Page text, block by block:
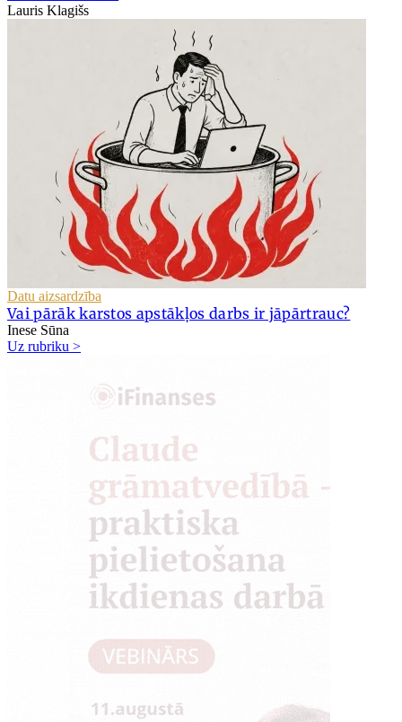
Lauris Klagišs
Datu aizsardzība
Vai pārāk karstos apstākļos darbs ir jāpārtrauc?
Inese Sūna
Uz rubriku >